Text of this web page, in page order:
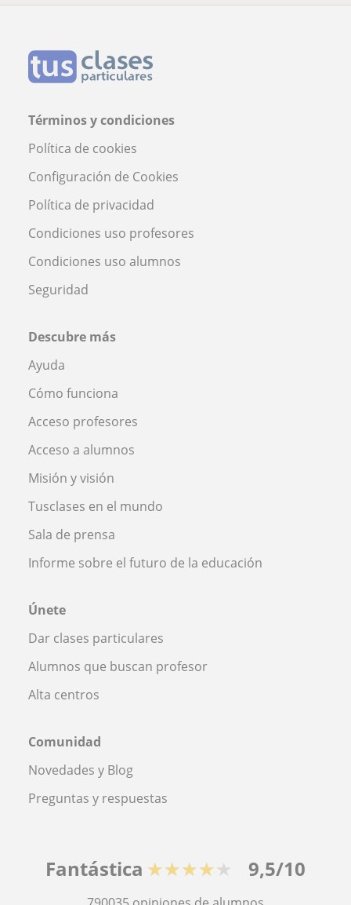
Términos y condiciones
Política de cookies
Configuración de Cookies
Política de privacidad
Condiciones uso profesores
Condiciones uso alumnos
Seguridad
Descubre más
Ayuda
Cómo funciona
Acceso profesores
Acceso a alumnos
Misión y visión
Tusclases en el mundo
Sala de prensa
Informe sobre el futuro de la educación
Únete
Dar clases particulares
Alumnos que buscan profesor
Alta centros
Comunidad
Novedades y Blog
Preguntas y respuestas
Fantástica ★★★★★ 9,5/10